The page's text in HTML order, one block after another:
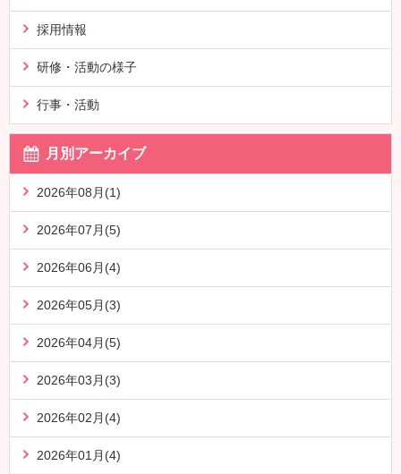
採用情報
研修・活動の様子
行事・活動
月別アーカイブ
2026年08月(1)
2026年07月(5)
2026年06月(4)
2026年05月(3)
2026年04月(5)
2026年03月(3)
2026年02月(4)
2026年01月(4)